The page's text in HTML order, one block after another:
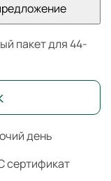
день
сертификат
пакет для 44-